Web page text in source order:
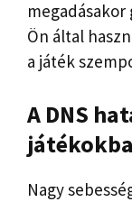
megadásakor
Ön által
a játék
A DNS
Nagy